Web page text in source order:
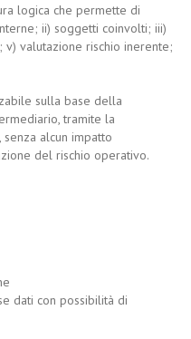
logica che permette di
ii) soggetti coinvolti; iii)
valutazione rischio inerente;
sulla base della
tramite la
alcun impatto
del rischio operativo.
dati con possibilità di